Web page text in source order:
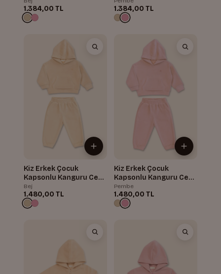
1.384,00 TL 1.384,00 TL
Kiz Erkek Çocuk
Kapsonlu Kanguru Cepli
Polar Ikili Takim
Bej
1.480,00 TL
Kiz Erkek Çocuk
Kapsonlu Kanguru Cepli
Polar Ikili Takim
Pembe
1.480,00 TL